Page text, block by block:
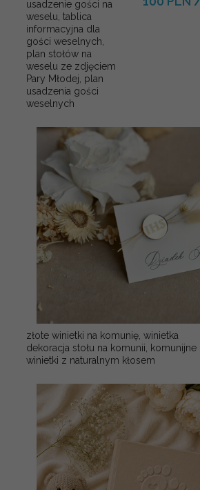
usadzenie gości na
weselu, tablica
informacyjna dla
gości weselnych,
plan stołów na
weselu ze zdjęciem
Pary Młodej, plan
usadzenia gości
weselnych
złote winietki na komunię, winietka
dekoracja stołu na komunii, komunijne
winietki z naturalnym kłosem